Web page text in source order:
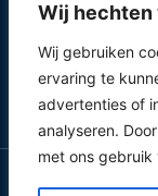
Wij hechten
Wij gebruiken
ervaring te
advertenties of
analyseren.
met ons gebruik